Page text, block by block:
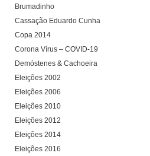
Brumadinho
Cassação Eduardo Cunha
Copa 2014
Corona Vírus – COVID-19
Demóstenes & Cachoeira
Eleições 2002
Eleições 2006
Eleições 2010
Eleições 2012
Eleições 2014
Eleições 2016